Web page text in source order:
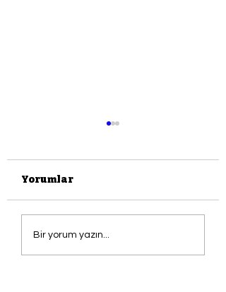
DÖNEM
Yorumlar
Bir yorum yazın...